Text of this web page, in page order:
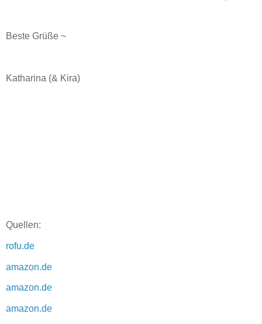
Beste Grüße ~
Katharina (& Kira)
Quellen:
rofu.de
amazon.de
amazon.de
amazon.de